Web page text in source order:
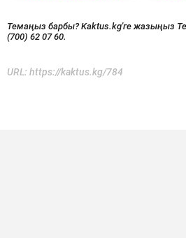
Темаңыз барбы? Kaktus.kg'ге жазыңыз
(700) 62 07 60.
URL: https://kaktus.kg/784